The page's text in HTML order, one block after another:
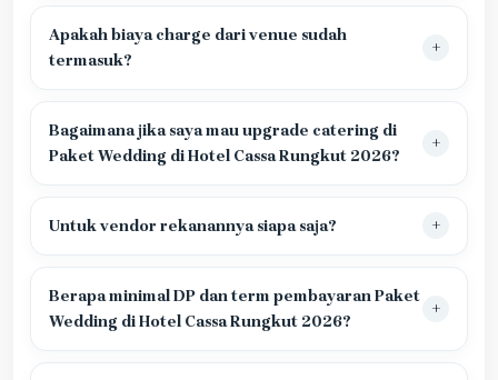
Apakah biaya charge dari venue sudah
termasuk?
Bagaimana jika saya mau upgrade catering di
Paket Wedding di Hotel Cassa Rungkut 2026?
Untuk vendor rekanannya siapa saja?
Berapa minimal DP dan term pembayaran Paket
Wedding di Hotel Cassa Rungkut 2026?